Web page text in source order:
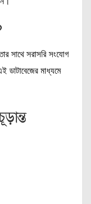
সাথে সরাসরি সংযোগ
ডাটাবেজের মাধ্যমে